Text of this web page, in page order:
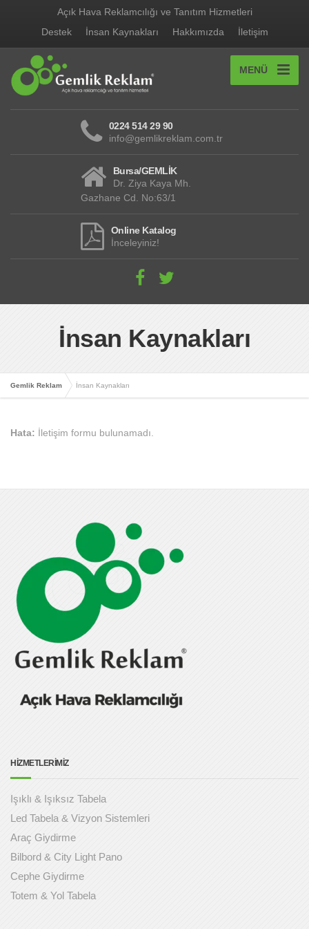
Açık Hava Reklamcılığı ve Tanıtım Hizmetleri
Destek
İnsan Kaynakları Hakkımızda İletişim
MENÜ
0224 514 29 90
info@gemlikreklam.com.tr
Bursa/GEMLİK
Dr. Ziya Kaya Mh.
Gazhane Cd. No:63/1
Online Katalog
İnceleyiniz!
İnsan Kaynakları
Gemlik Reklam İnsan Kaynakları
Hata: İletişim formu bulunamadı.
HİZMETLERİMİZ
Işıklı & Işıksız Tabela
Led Tabela & Vizyon Sistemleri
Araç Giydirme
Bilbord & City Light Pano
Cephe Giydirme
Totem & Yol Tabela